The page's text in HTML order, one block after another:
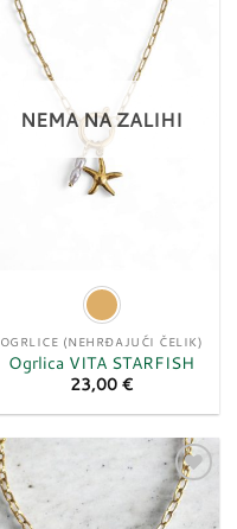
NEMA NA ZALIHI
OGRLICE (NEHRĐAJUĆI ČELIK)
Ogrlica VITA STARFISH
23,00 €
Dodaj